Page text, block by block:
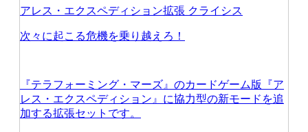
アレス・エクスペディション拡張 クライシス
次々に起こる危機を乗り越えろ！
『テラフォーミング・マーズ』のカードゲーム版『ア
レス・エクスペディション』に協力型の新モードを追
加する拡張セットです。